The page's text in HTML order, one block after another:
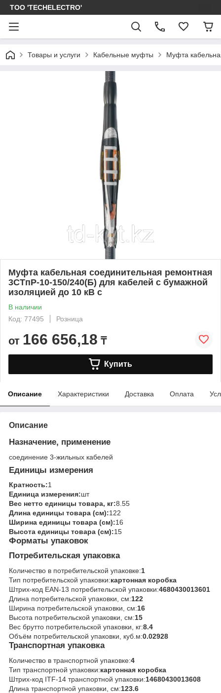
ТОО 'TECHELECTRO'
Товары и услуги Кабельные муфты Муфта
Муфта кабельная соединительная ремонтная
3СТпР-10-150/240(Б) для кабелей с бумажной
изоляцией до 10 кВ с
В наличии
Код: 77495
Розница
от 166 656,18 ₸
Купить
Описание Характеристики Доставка Оплата
Описание
Назначение, применение
соединение 3-жильных кабелей
Единицы измерения
Кратность:1
Единица измерения:шт
Вес нетто единицы товара, кг:8.55
Длина единицы товара (см):122
Ширина единицы товара (см):16
Высота единицы товара (см):15
Форматы упаковок
Потребительская упаковка
Количество в потребительской упаковке:1
Тип потребительской упаковки:картонная коробка
Штрих-код EAN-13 потребительской упаковки:4680430013601
Длина потребительской упаковки, см:122
Ширина потребительской упаковки, см:16
Высота потребительской упаковки, см:15
Вес брутто потребительской упаковки, кг:8.4
Объём потребительской упаковки, куб.м:0.02928
Транспортная упаковка
Количество в транспортной упаковке:4
Тип транспортной упаковки:картонная коробка
Штрих-код ITF-14 транспортной упаковки:14680430013608
Длина транспортной упаковки, см:123.6